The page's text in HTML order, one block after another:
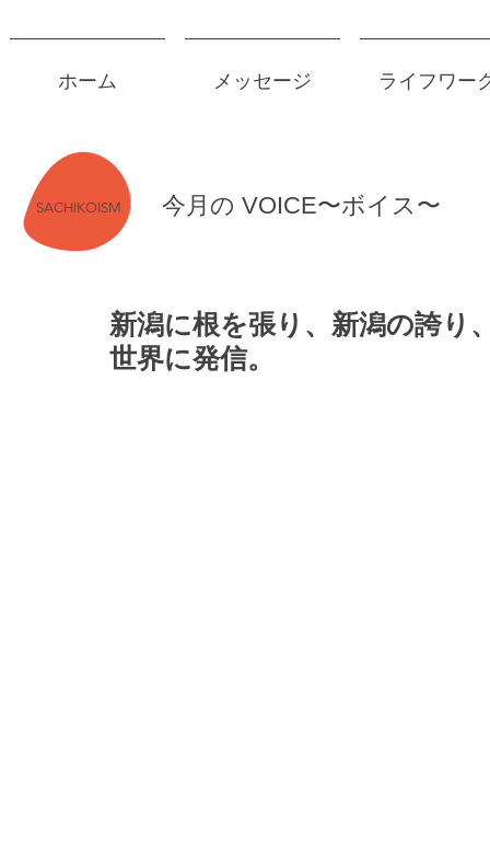
ホーム メッセージ ライフワー
SACHIKOISM 今月の VOICE〜ボイス〜
新潟に根を張り、新潟の誇
世界に発信。